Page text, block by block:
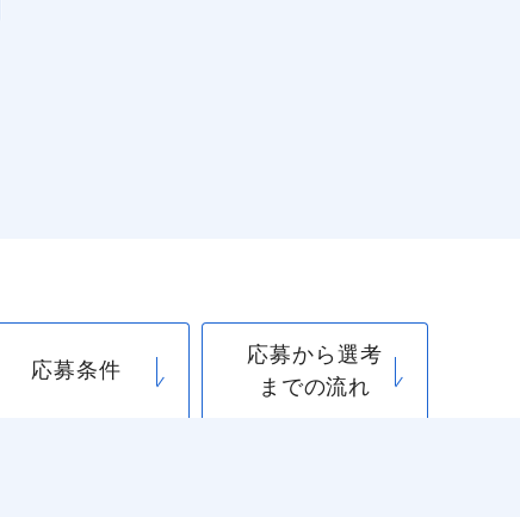
応募条件
応募から選考
までの流れ